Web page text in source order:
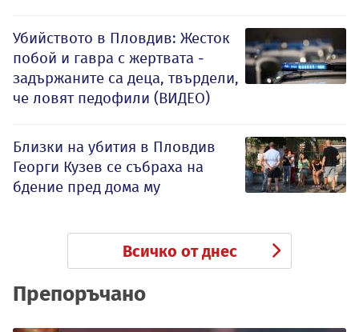
Убийството в Пловдив: Жесток
побой и гавра с жертвата -
задържаните са деца, твърдели,
че ловят педофили (ВИДЕО)
Близки на убития в Пловдив
Георги Кузев се събраха на
бдение пред дома му
Всичко от днес
Препоръчано